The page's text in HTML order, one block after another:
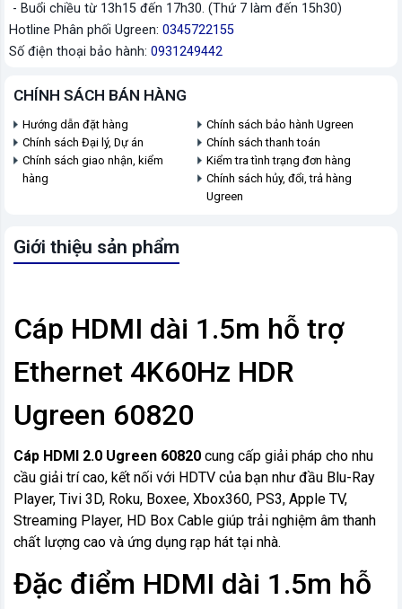
- Buổi chiều từ 13h15 đến 17h30. (Thứ 7 làm đến 15h30)
Hotline Phân phối Ugreen: 0345722155
Số điện thoại bảo hành: 0931249442
CHÍNH SÁCH BÁN HÀNG
Hướng dẫn đặt hàng
Chính sách bảo hành Ugreen
Chính sách Đại lý, Dự án
Chính sách thanh toán
Chính sách giao nhận, kiểm
hàng
Kiểm tra tình trạng đơn hàng
Chính sách hủy, đổi, trả hàng
Ugreen
Giới thiệu sản phẩm
Cáp HDMI dài 1.5m hỗ trợ
Ethernet 4K60Hz HDR
Ugreen 60820
Cáp HDMI 2.0 Ugreen 60820 cung cấp giải pháp cho nhu
cầu giải trí cao, kết nối với HDTV của bạn như đầu Blu-Ray
Player, Tivi 3D, Roku, Boxee, Xbox360, PS3, Apple TV,
Streaming Player, HD Box Cable giúp trải nghiệm âm thanh
chất lượng cao và ứng dụng rạp hát tại nhà.
Đặc điểm HDMI dài 1.5m hỗ